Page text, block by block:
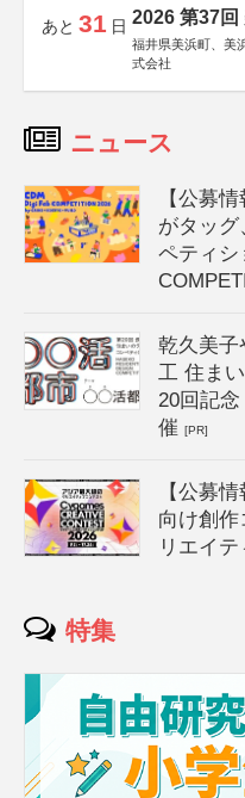
あと 31 日 2026 第37回
福井県美浜町、美
式会社
ニュース
【公募
がタッ
ペティシ
乾久美子
工 住ま
20回記
催[PR]
【公募
向け創作
リエイ
特集